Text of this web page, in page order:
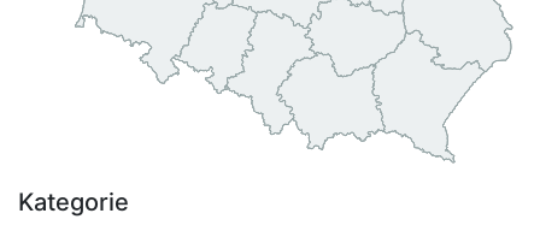
Kategorie